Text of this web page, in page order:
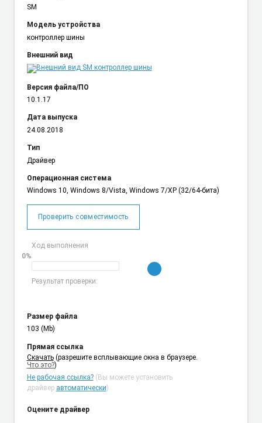
SM
Модель устройства
контроллер шины
Внешний вид
Версия файла/ПО
10.1.17
Дата выпуска
24.08.2018
Тип
Драйвер
Операционная система
Windows 10, Windows 8/Vista, Windows 7/XP (32/64-бита)
Проверить совместимость
Ход выполнения
0%
Результат проверки:
Размер файла
103 (Mb)
Прямая ссылка
Cкачать (разрешите всплывающие окна в браузере.
Что это?)
Не рабочая ссылка?(Вы можете установить
драйвер автоматически)
Оцените драйвер